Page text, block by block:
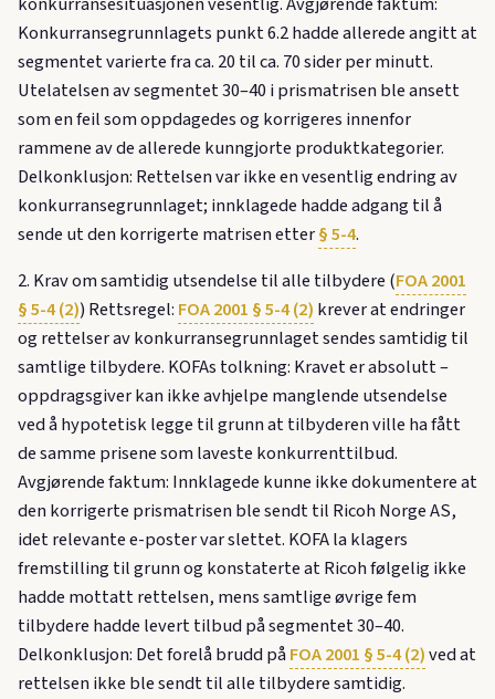
Konkurransegrunnlagets punkt 6.2 hadde allerede angitt at
segmentet varierte fra ca. 20 til ca. 70 sider per minutt.
Utelatelsen av segmentet 30–40 i prismatrisen ble ansett
som en feil som oppdagedes og korrigeres innenfor
rammene av de allerede kunngjorte produktkategorier.
Delkonklusjon: Rettelsen var ikke en vesentlig endring av
konkurransegrunnlaget; innklagede hadde adgang til å
sende ut den korrigerte matrisen etter§ 5-4.
2. Krav om samtidig utsendelse til alle tilbydere (FOA 2001
§ 5-4 (2)) Rettsregel: FOA 2001 § 5-4 (2) krever at endringer
og rettelser av konkurransegrunnlaget sendes samtidig til
samtlige tilbydere. KOFAs tolkning: Kravet er absolutt –
oppdragsgiver kan ikke avhjelpe manglende utsendelse
ved å hypotetisk legge til grunn at tilbyderen ville ha fått
de samme prisene som laveste konkurrenttilbud.
Avgjørende faktum: Innklagede kunne ikke dokumentere at
den korrigerte prismatrisen ble sendt til Ricoh Norge AS,
idet relevante e-poster var slettet. KOFA la klagers
fremstilling til grunn og konstaterte at Ricoh følgelig ikke
hadde mottatt rettelsen, mens samtlige øvrige fem
tilbydere hadde levert tilbud på segmentet 30–40.
Delkonklusjon: Det forelå brudd påFOA 2001 § 5-4 (2)ved at
rettelsen ikke ble sendt til alle tilbydere samtidig.